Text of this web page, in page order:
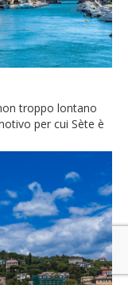
troppo lontano
per cui Sète è
quelli della città
sue bellissime